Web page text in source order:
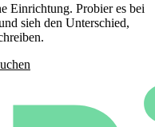
Einrichtung. Probier es bei
sieh den Unterschied,